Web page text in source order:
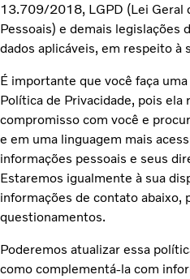
13.709/2018, LGPD (Lei Geral
Pessoais) e demais legislações
dados aplicáveis, em respeito à
É importante que você faça
Política de Privacidade, pois ela
compromisso com você e
e em uma linguagem mais
informações pessoais e seus
Estaremos igualmente à sua
informações de contato abaixo,
questionamentos.
Poderemos atualizar essa
como complementá-la com